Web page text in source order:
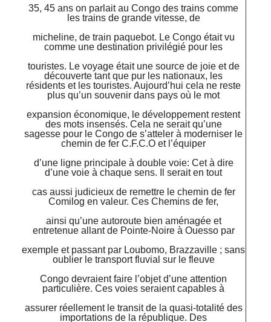
35, 45 ans on parlait au Congo des trains comme
les trains de grande vitesse, de
micheline, de train paquebot. Le Congo était vu
comme une destination privilégié pour les
touristes. Le voyage était une source de joie et de
découverte tant que pur les nationaux, les
résidents et les touristes. Aujourd’hui cela ne reste
plus qu’un souvenir dans pays où le mot
expansion économique, le développement restent
des mots insensés. Cela ne serait qu’une
sagesse pour le Congo de s’atteler à moderniser le
chemin de fer C.F.C.O et l’équiper
d’une ligne principale à double voie: Cet à dire
d’une voie à chaque sens. Il serait en tout
cas aussi judicieux de remettre le chemin de fer
Comilog en valeur. Ces Chemins de fer,
ainsi qu’une autoroute bien aménagée et
entretenue allant de Pointe-Noire à Ouesso par
exemple et passant par Loubomo, Brazzaville ; sans
oublier le transport fluvial sur le fleuve
Congo devraient faire l’objet d’une attention
particulière. Ces voies seraient capables à
assurer réellement le transit de la quasi-totalité des
importations de la république. Des